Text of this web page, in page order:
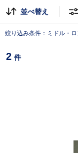
並べ替え
絞り込み条件：ミドル・
2